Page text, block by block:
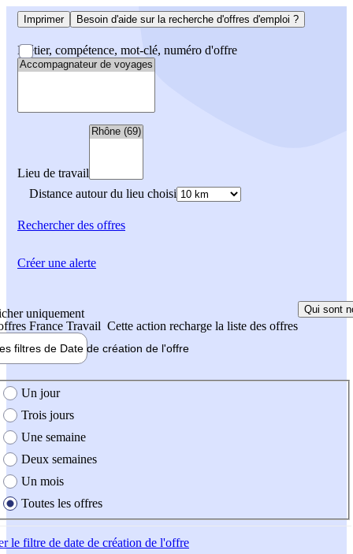
Imprimer Besoin d'aide sur la recherche d'offres d'emploi ?
Métier, compétence, mot-clé, numéro d'offre
Lieu de travail
Distance autour du lieu choisi
Rechercherdes offres
uniquement
France Travail Cette action recharge la liste des offres
Qui sont
filtres de Date de création de l'offre
création de l'offre
Un jour
Trois jours
Une semaine
Deux semaines
Un mois
Toutes les offres
le filtre de date de création de l'offre
Créer une alerte